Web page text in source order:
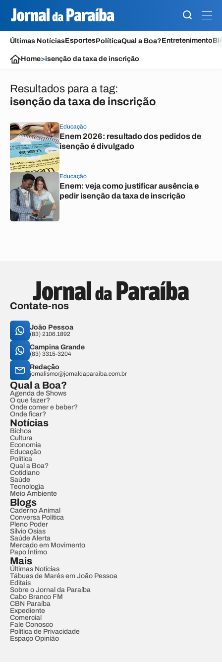
Últimas NotíciasEsportesPolíticaQual a Boa?Entretenimento
Home>isenção da taxa de inscrição
Resultados para a tag:
isenção da taxa de inscrição
Educação
Enem 2026: resultado dos pedidos de
isenção é divulgado
Educação
Enem: veja como justificar ausência e
pedir isenção da taxa de inscrição
Contate-nos
João Pessoa
(83) 2106.1892
Campina Grande
(83) 3315-3204
Redação
jornalismo@jornaldaparaiba.com.br
Qual a Boa?
Agenda de Shows
O que fazer?
Onde comer e beber?
Onde ficar?
Notícias
Bichos
Cultura
Economia
Educação
Política
Qual a Boa?
Cotidiano
Saúde
Tecnologia
Meio Ambiente
Blogs
Caderno Animal
Conversa Política
Pleno Poder
Sílvio Osias
Saúde Alerta
Mercado em Movimento
Papo Íntimo
Mais
Últimas Notícias
Tábuas de Marés em João Pessoa
Editais
Sobre o Jornal da Paraíba
Cabo Branco FM
CBN Paraíba
Expediente
Comercial
Fale Conosco
Política de Privacidade
Espaço Opinião